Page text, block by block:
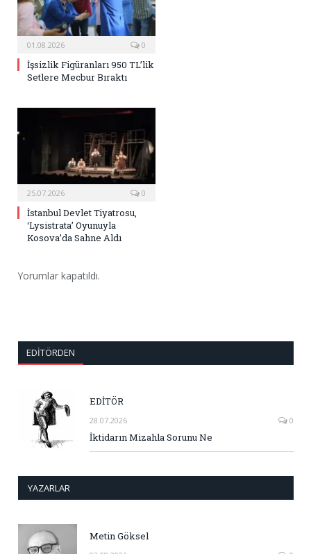
01.08.2026 0
İşsizlik Figüranları 950 TL’lik
Setlere Mecbur Bıraktı
25.07.2026 0
İstanbul Devlet Tiyatrosu,
‘Lysistrata’ Oyunuyla
Kosova’da Sahne Aldı
Yorumlar kapatıldı.
EDITÖRDEN
EDİTÖR
28.07.2026 0
İktidarın Mizahla Sorunu Ne
YAZARLAR
Metin Göksel